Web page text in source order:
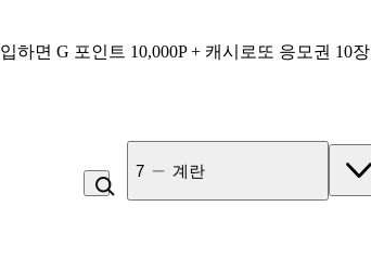
하면 G 포인트 10,000P + 캐시로또 응모권 10장
8 백반